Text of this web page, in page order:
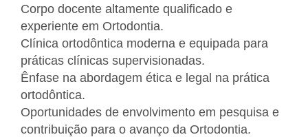
Corpo docente altamente qualificado e
experiente em Ortodontia.
Clínica ortodôntica moderna e equipada para
práticas clínicas supervisionadas.
Ênfase na abordagem ética e legal na prática
ortodôntica.
Oportunidades de envolvimento em pesquisa e
contribuição para o avanço da Ortodontia.